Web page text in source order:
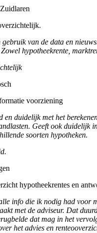
van de data en
hypotheekrente,
voorziening
en duidelijk met het
Geeft ook duidelijk
soorten hypotheken.
hypotheekrentes en
info die ik nodig had voor
met de adviseur. Dat
dat mag in het
het advies en